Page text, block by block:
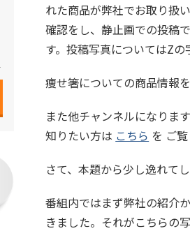
れた商品が弊社でお取り扱
確認をし、静止画での投稿
す。投稿写真についてはZ
痩せ箸についての商品情報
また他チャンネルになりま
知りたい方は こちら を ご覧
さて、本題から少し逸れて
番組内ではまず弊社の紹介
きました。それがこちらの